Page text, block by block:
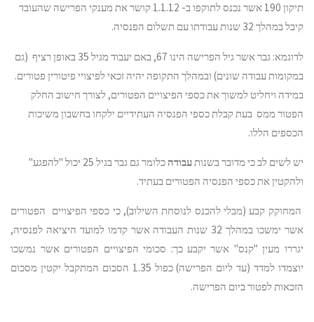
תיקון 190 אשר נכנס לתוקפו ב- 1.1.12 קושר את מענקי הפרישה שהעובד
קיבל במהלך 32 שנות עבודתו עם תשלום הפנסיה.
לדוגמא: גבר אשר גיל הפרישה הינו 67, באם יעבוד מגיל 35 באופן רציף (גם
במקומות עבודה שונים) ובמהלך התקופה יהיה זכאי לפיצויי פיטורין פטורים.
במידה ויחליט למשוך את כספי הפיצויים הפטורים, לצורך חישוב החלק
הפטור ממס בעת קבלת כספי הפנסיה העתידיים ילקחו בחשבון משיכות
הכספים הללו.
יש לשים לב כי מדובר בשנותעבודה
כלומר גם גבר בגיל 25 יכול "להפגע"
ולהקטין את כספי הפנסיה הפטורים בעתיד.
המחוקק קבע (מבלי להכנס לנוסחת השילוב), כי כספי הפיצויים הפטורים
אשר ימשכו במהלך 32 שנות העבודה אשר קדמו למועד היציאה לפנסיה,
יגררו מעין "קנס" אשר יקבע כך: סכומי הפיצויים הפטורים אשר נמשכו
יוצמדו למדד (עד ליום הפרישה) כפול 1.35 הסכום המתקבל יקטין מסכום
הזכאות לפטור ביום הפרישה.